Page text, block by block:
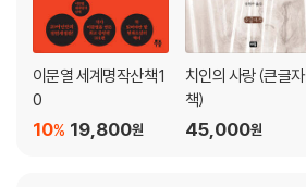
이문열 세계명작산책 1
0
19,800원
10%
치인의 사랑 (큰글자
책)
45,000원